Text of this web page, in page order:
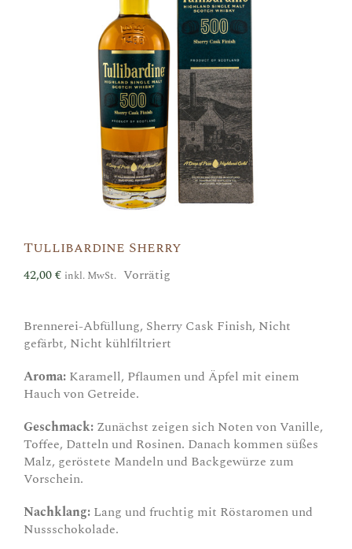
Tullibardine Sherry
42,00€ inkl. MwSt. Vorrätig
Brennerei-Abfüllung, Sherry Cask Finish, Nicht
gefärbt, Nicht kühlfiltriert
Aroma: Karamell, Pflaumen und Äpfel mit einem
Hauch von Getreide.
Geschmack: Zunächst zeigen sich Noten von Vanille,
Toffee, Datteln und Rosinen. Danach kommen süßes
Malz, geröstete Mandeln und Backgewürze zum
Vorschein.
Nachklang: Lang und fruchtig mit Röstaromen und
Nussschokolade.